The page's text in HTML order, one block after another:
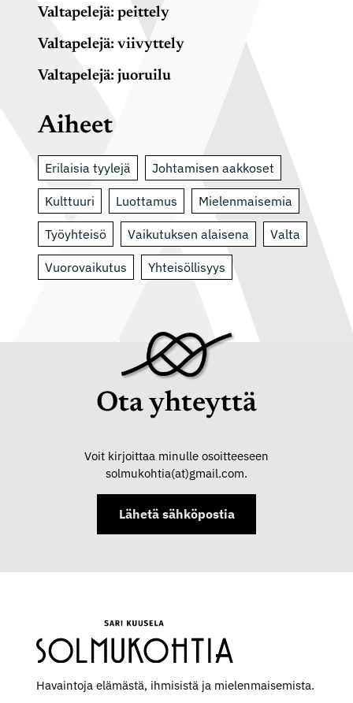
Valtapelejä: peittely
Valtapelejä: viivyttely
Valtapelejä: juoruilu
Aiheet
Erilaisia tyylejä Johtamisen aakkoset
Kulttuuri Luottamus Mielenmaisemia
Työyhteisö Vaikutuksen alaisena Valta
Vuorovaikutus Yhteisöllisyys
Ota yhteyttä
Voit kirjoittaa minulle osoitteeseen
solmukohtia(at)gmail.com.
Lähetä sähköpostia
Havaintoja elämästä, ihmisistä ja mielen­maisemista.